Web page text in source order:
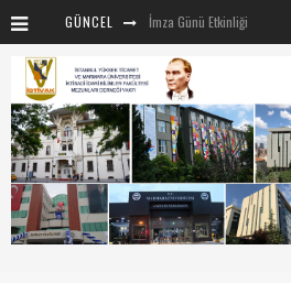
GÜNCEL İmza Günü Etkinliği
Mentör-Marmara projesi